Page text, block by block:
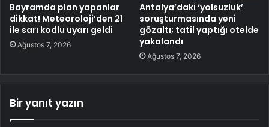
Bayramda plan yapanlar
dikkat! Meteoroloji’den 21
ile sarı kodlu uyarı geldi
Ağustos 7, 2026
Antalya’daki ‘yolsuzluk’
soruşturmasında yeni
gözaltı; tatil yaptığı otelde
yakalandı
Ağustos 7, 2026
Bir yanıt yazın